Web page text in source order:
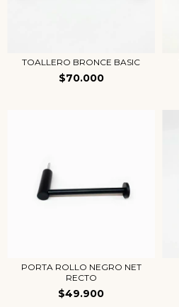
TOALLERO BRONCE BASIC
$70.000
PORTA ROLLO NEGRO NET
RECTO
$49.900